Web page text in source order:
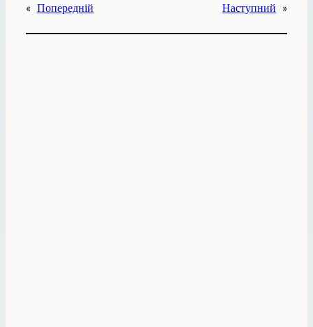
« Попередній Наступний »